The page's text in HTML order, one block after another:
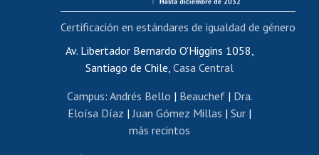
Bienestar del personal
Portal de movilidad interna
Certificado de renta
Certificado de renta honorarios
Editar páginas blancas
Extranjeras/os
Av. Libertador Bernardo O'Higgins 1058,
Santiago de Chile, Casa Central
Campus: Andrés Bello | Beauchef| Dra.
Eloísa Díaz |Juan Gómez Millas | Sur |
más recintos
Certificación en estándares de igualdad de género